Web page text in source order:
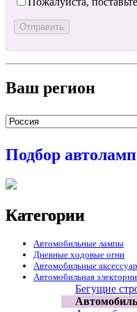
Ваш регион
Подбор автоламп
Категории
Автомобильные лампы
Дневные ходовые огни
Автомобильные
Автомобильная
Бегущие